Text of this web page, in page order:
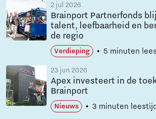
2 jul 2026
Brainport Partnerfonds
talent, leefbaarheid en
de regio
Verdieping 5 minuten
23 jun 2026
Apex investeert in de
Brainport
Nieuws 3 minuten leestijd